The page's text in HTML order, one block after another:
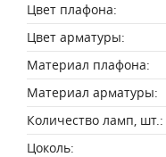
Цвет плафона:
Цвет арматуры:
Материал плафона:
Материал арматуры:
Количество ламп, шт.:
Цоколь: